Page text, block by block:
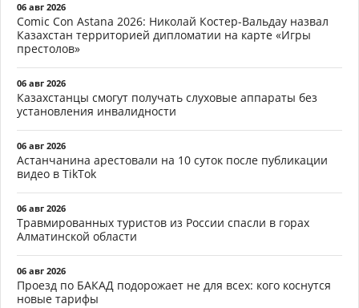
06 авг 2026
Comic Con Astana 2026: Николай Костер-Вальдау назвал
Казахстан территорией дипломатии на карте «Игры
престолов»
06 авг 2026
Казахстанцы смогут получать слуховые аппараты без
установления инвалидности
06 авг 2026
Астанчанина арестовали на 10 суток после публикации
видео в TikTok
06 авг 2026
Травмированных туристов из России спасли в горах
Алматинской области
06 авг 2026
Проезд по БАКАД подорожает не для всех: кого коснутся
новые тарифы